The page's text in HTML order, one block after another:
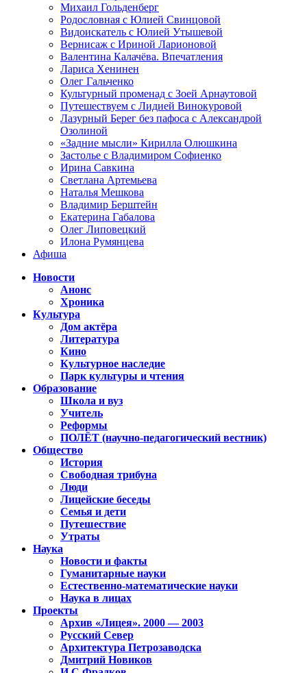
Михаил Гольденберг
Родословная с Юлией Свинцовой
Видоискатель с Юлией Утышевой
Вернисаж с Ириной Ларионовой
Валентина Калачёва. Впечатления
Лариса Хенинен
Олег Гальченко
Культурный променад с Зоей Арнаутовой
Путешествуем с Лидией Винокуровой
Лазурный Берег без пафоса с Александрой
Озолиной
«Задние мысли» Кирилла Олюшкина
Застолье с Владимиром Софиенко
Ирина Савкина
Светлана Артемьева
Наталья Мешкова
Владимир Берштейн
Екатерина Габалова
Олег Липовецкий
Илона Румянцева
Афиша
Новости
Анонс
Хроника
Культура
Дом актёра
Литература
Кино
Культурное наследие
Парк культуры и чтения
Образование
Школа и вуз
Учитель
Реформы
ПОЛЁТ (научно-педагогический вестник)
Общество
История
Свободная трибуна
Люди
Лицейские беседы
Семья и дети
Путешествие
Утраты
Наука
Новости и факты
Гуманитарные науки
Естественно-математические науки
Наука в лицах
Проекты
Архив «Лицея». 2000 — 2003
Русский Север
Архитектура Петрозаводска
Дмитрий Новиков